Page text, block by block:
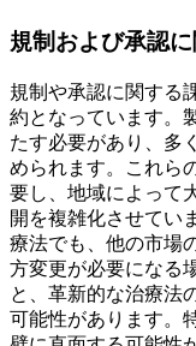
規制および承認
規制や承認に関する
約となっています。
たす必要があり、多
められます。これら
要し、地域によって
開を複雑化させてい
療法でも、他の市場
方変更が必要になる
と、革新的な治療法
可能性があります。